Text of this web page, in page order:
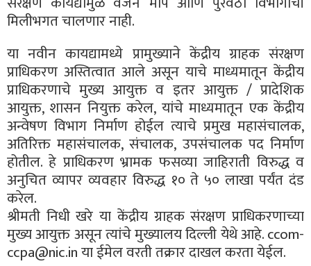
मिलीभगत चालणार नाही.
या नवीन कायद्यामध्ये प्रामुख्याने केंद्रीय ग्राहक संरक्षण
प्राधिकरण अस्तित्वात आले असून याचे माध्यमातून केंद्रीय
प्राधिकरणाचे मुख्य आयुक्त व इतर आयुक्त / प्रादेशिक
आयुक्त, शासन नियुक्त करेल, यांचे माध्यमातून एक केंद्रीय
अन्वेषण विभाग निर्माण होईल त्याचे प्रमुख महासंचालक,
अतिरिक्त महासंचालक, संचालक, उपसंचालक पद निर्माण
होतील. हे प्राधिकरण भ्रामक फसव्या जाहिराती विरुद्ध व
अनुचित व्यापर व्यवहार विरुद्ध १० ते ५० लाखा पर्यंत दंड
करेल.
श्रीमती निधी खरे या केंद्रीय ग्राहक संरक्षण प्राधिकरणाच्या
मुख्य आयुक्त असून त्यांचे मुख्यालय दिल्ली येथे आहे. ccom-
ccpa@nic.in या ईमेल वरती तक्रार दाखल करता येईल.